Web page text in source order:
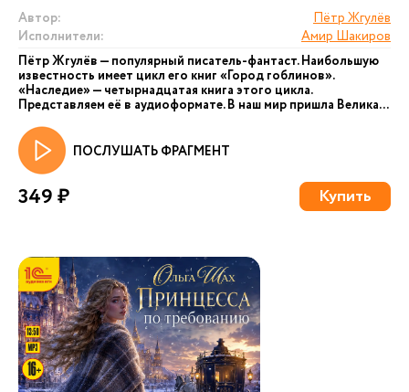
Автор:
Пётр Жгулёв
Исполнители:
Амир Шакиров
Пётр Жгулёв — популярный писатель-фантаст. Наибольшую
известность имеет цикл его книг «Город гоблинов».
«Наследие» — четырнадцатая книга этого цикла.
Представляем её в аудиоформате. В наш мир пришла Велика...
ПОСЛУШАТЬ ФРАГМЕНТ
349 ₽ Купить